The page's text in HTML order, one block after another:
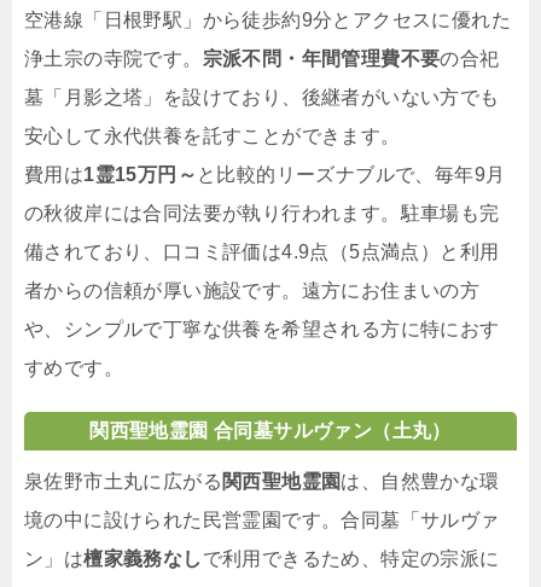
空港線「日根野駅」から徒歩約9分とアクセスに優れた
浄土宗の寺院です。 宗派不問・年間管理費不要の合祀
墓「月影之塔」を設けており、後継者がいない方でも
安心して永代供養を託すことができます。
費用は1霊15万円～ と比較的リーズナブルで、毎年9月
の秋彼岸には合同法要が執り行われます。駐車場も完
備されており、口コミ評価は4.9点（5点満点）と利用
者からの信頼が厚い施設です。遠方にお住まいの方
や、シンプルで丁寧な供養を希望される方に特におす
すめです。
関西聖地霊園 合同墓サルヴァン（土丸）
泉佐野市土丸に広がる 関西聖地霊園は、自然豊かな環
境の中に設けられた民営霊園です。合同墓「サルヴァ
ン」は檀家義務なし で利用できるため、特定の宗派に